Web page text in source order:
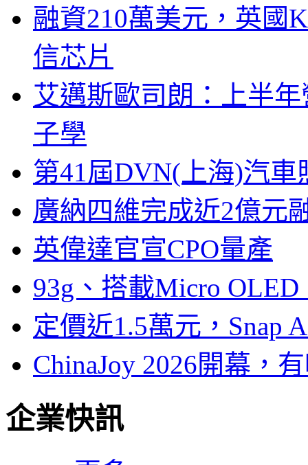
融資210萬美元，英國
信芯片
艾邁斯歐司朗：上半
子學
第41屆DVN(上海)汽
廣納四維完成近2億元
英偉達官宣CPO量產
93g、搭載Micro
定價近1.5萬元，Snap
ChinaJoy 2026開幕，
企業快訊